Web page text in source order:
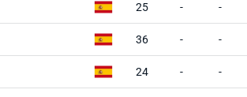
25 - -
36 - -
24 - -